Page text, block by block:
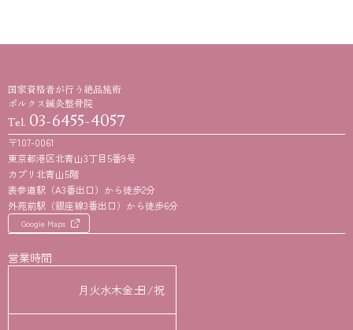
国家資格者が行う絶品施術
ポルクス鍼灸整骨院
Tel. 03-6455-4057
〒107-0061
東京都港区北青山3丁目5番9号
カプリ北青山5階
表参道駅（A3番出口）から徒歩2分
外苑前駅（銀座線3番出口）から徒歩6分
Google Maps
営業時間
月 火水木金土
日/祝